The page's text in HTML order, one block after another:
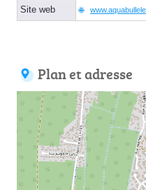
Site web
Plan et adresse